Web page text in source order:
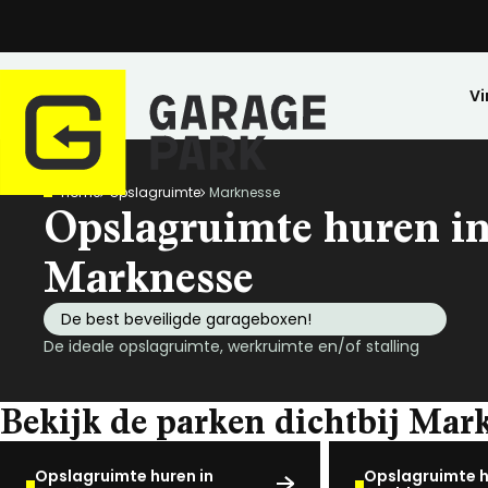
Bekijk alle locaties
Park bezichtigen
Top locaties
Drenthe
Flevoland
Gelderland
Huren Kopen
Opslagruimte
Veilig opgeslagen en 24/7 toegankelijk.
Stalling
De ideale
Wij zijn GaragePark
Meer dan 57 locaties in Nederland.
Ervaringen
Een greep uit
Home Opslagruimte Marknesse
Opslagruimte huren
Marknesse
De best beveiligde garageboxen!
De ideale opslagruimte, werkruimte en/of stalling
Bekijk de parken dichtbij
Opslagruimte huren in
Opslagruimte